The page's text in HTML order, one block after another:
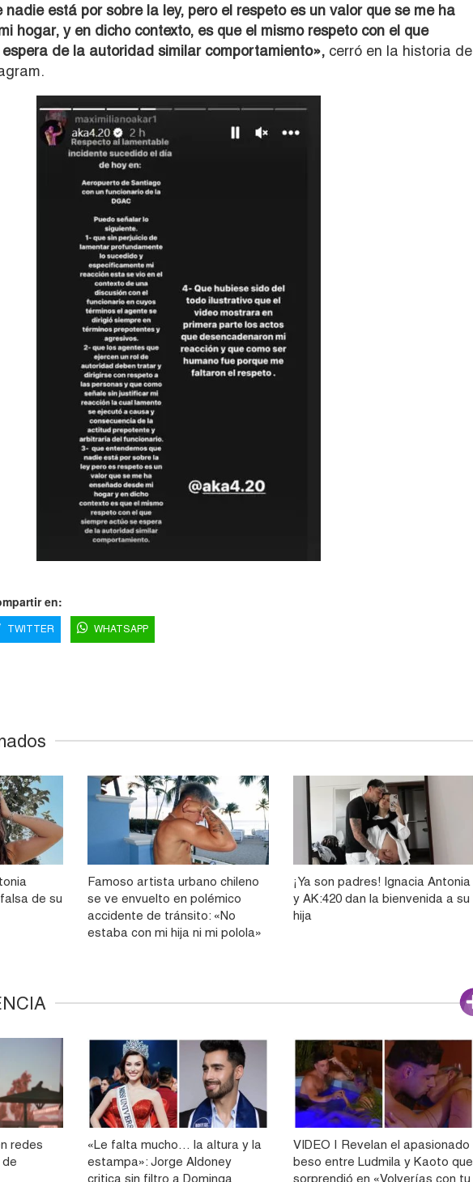
nadie está por sobre la ley, pero el respeto es un valor que se me ha
hogar, y en dicho contexto, es que el mismo respeto con el que
de la autoridad similar comportamiento», cerró en la historia de
en:
TWITTER WHATSAPP
de su
Famoso artista urbano chileno
se ve envuelto en polémico
accidente de tránsito: «No
estaba con mi hija ni mi polola»
¡Ya son padres! Ignacia Antonia
y AK:420 dan la bienvenida a su
hija
redes
«Le falta mucho… la altura y la
estampa»: Jorge Aldoney
critica sin filtro a Dominga
VIDEO | Revelan el apasionado
beso entre Ludmila y Kaoto que
sorprendió en «Volverías con tu